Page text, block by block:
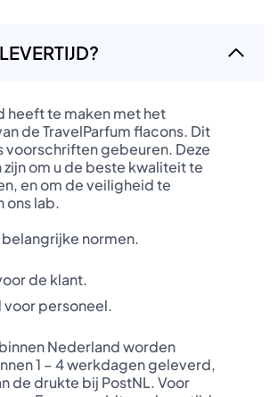
heeft te maken met het
de TravelParfum flacons. Dit
voorschriften gebeuren. Deze
om u de beste kwaliteit te
en om de veiligheid te
ons lab.
normen.
de klant.
personeel.
Nederland worden
1 – 4 werkdagen geleverd,
de drukte bij PostNL. Voor